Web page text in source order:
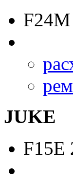
F24M
JUKE
F15E